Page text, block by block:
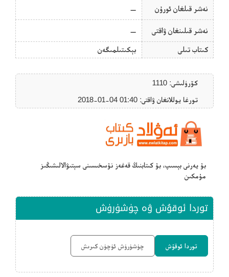
نەشر قىلغان ئورۇن —
نەشر قىلىنغان ۋاقتى —
كىتاب تىلى بېكىتىلمىگەن
كۆرۈلىشى: 1110
تورغا يوللانغان ۋاقتى: ‎2018-01-04 01:40
بۇ يەرنى بېسىپ، بۇ كىتابنىڭ قەغەز نۇسخىسىنى سېتىۋالالىشىڭىز
مۇمكىن
توردا ئوقۇش ۋە چۈشۈرۈش
توردا ئوقۇش چۈشۈرۈش ئۈچۈن كىرىش